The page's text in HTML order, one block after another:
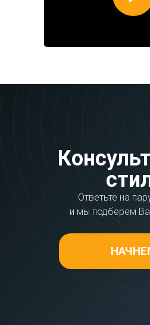
Ответьте на
и мы подберем